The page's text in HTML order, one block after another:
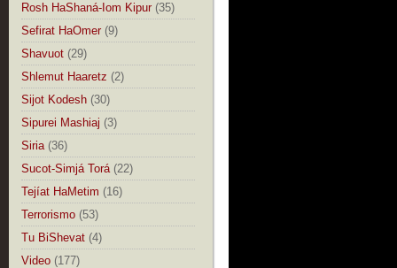
Rosh HaShaná-Iom Kipur (35)
Sefirat HaOmer (9)
Shavuot (29)
Shlemut Haaretz (2)
Sijot Kodesh (30)
Sipurei Mashiaj (3)
Siria (36)
Sucot-Simjá Torá (22)
Tejíat HaMetim (16)
Terrorismo (53)
Tu BiShevat (4)
Video (177)